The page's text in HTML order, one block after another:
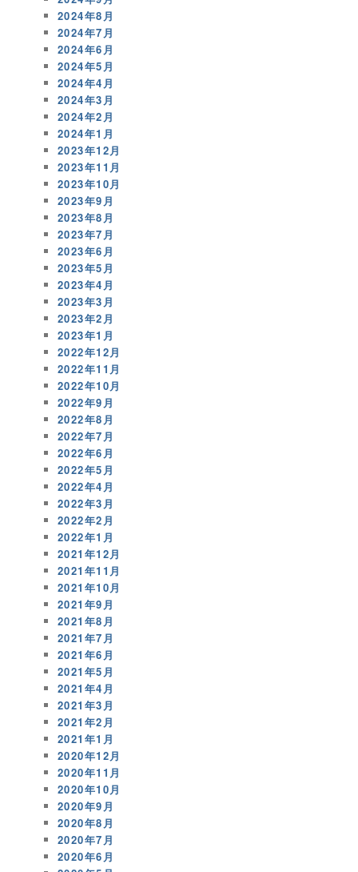
2024年8月
2024年7月
2024年6月
2024年5月
2024年4月
2024年3月
2024年2月
2024年1月
2023年12月
2023年11月
2023年10月
2023年9月
2023年8月
2023年7月
2023年6月
2023年5月
2023年4月
2023年3月
2023年2月
2023年1月
2022年12月
2022年11月
2022年10月
2022年9月
2022年8月
2022年7月
2022年6月
2022年5月
2022年4月
2022年3月
2022年2月
2022年1月
2021年12月
2021年11月
2021年10月
2021年9月
2021年8月
2021年7月
2021年6月
2021年5月
2021年4月
2021年3月
2021年2月
2021年1月
2020年12月
2020年11月
2020年10月
2020年9月
2020年8月
2020年7月
2020年6月